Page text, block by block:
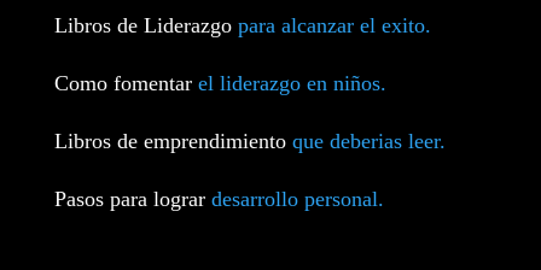
Libros de Liderazgopara alcanzar el exito.
Como fomentar el liderazgo en niños.
Libros de emprendimiento que deberias leer.
Pasos para lograr desarrollo personal.